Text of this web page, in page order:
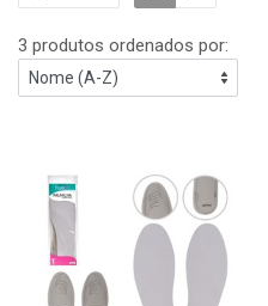
3 produtos ordenados por: